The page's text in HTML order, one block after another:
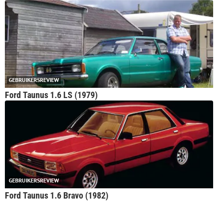
GEBRUIKERSREVIEW
Ford Taunus 1.6 LS (1979)
GEBRUIKERSREVIEW
Ford Taunus 1.6 Bravo (1982)